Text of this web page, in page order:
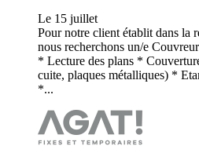
Le 15 juillet
Pour notre client établit dans la
nous recherchons un/e
* Lecture des plans *
cuite, plaques métalliques) *
*...